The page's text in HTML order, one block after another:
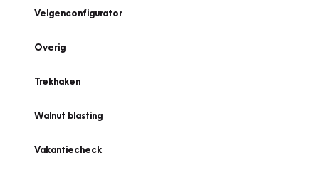
Velgenconfigurator
Overig
Trekhaken
Walnut blasting
Vakantiecheck